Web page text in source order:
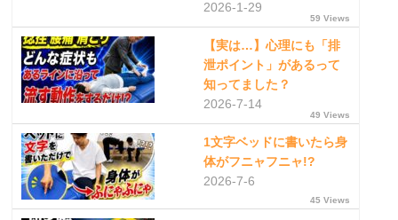
2026-1-29
59 Views
【実は…】心理にも「排
泄ポイント」があるって
知ってました？
2026-7-14
49 Views
1文字ベッドに書いたら身
体がフニャフニャ!?
2026-7-6
45 Views